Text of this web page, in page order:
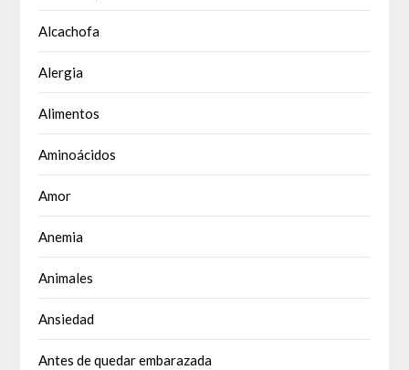
Alcachofa
Alergia
Alimentos
Aminoácidos
Amor
Anemia
Animales
Ansiedad
Antes de quedar embarazada